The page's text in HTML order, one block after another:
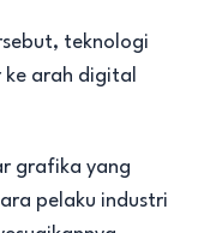
teknologi
arah digital
grafika yang
pelaku industri